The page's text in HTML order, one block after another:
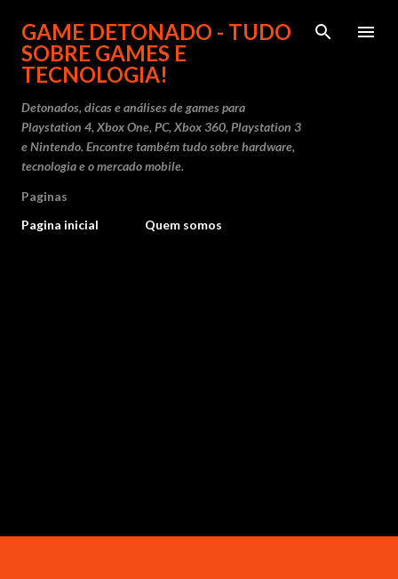
Pular para o conteúdo principal
GAME DETONADO - TUDO
SOBRE GAMES E
TECNOLOGIA!
Detonados, dicas e análises de games para
Playstation 4, Xbox One, PC, Xbox 360, Playstation 3
e Nintendo. Encontre também tudo sobre hardware,
tecnologia e o mercado mobile.
Paginas
Pagina inicial
Quem somos